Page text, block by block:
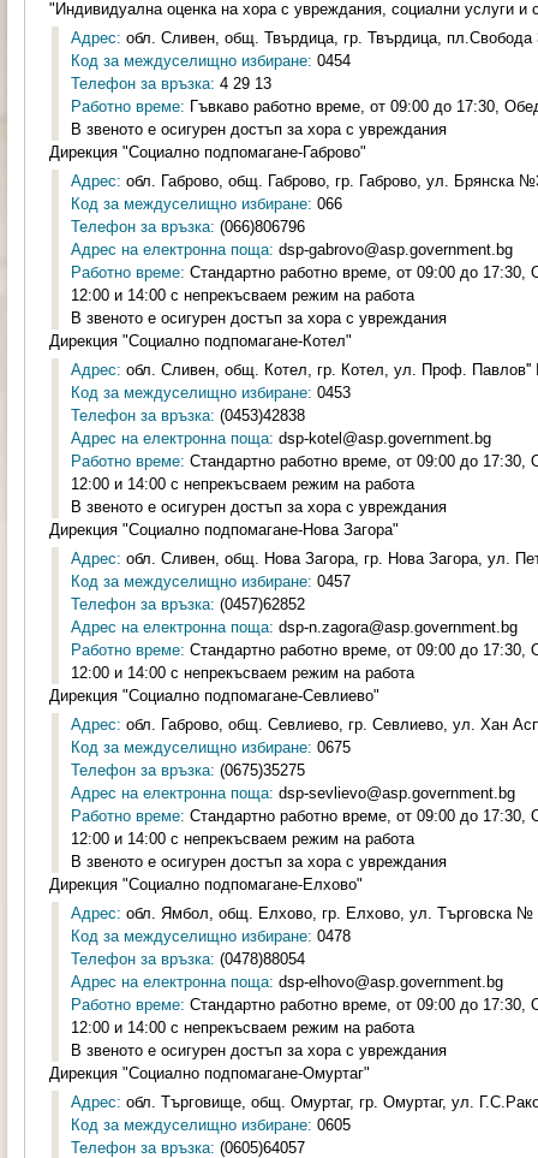
"Индивидуална оценка на хора с увреждания, социални услуги и
Адрес: обл. Сливен, общ. Твърдица, гр. Твърдица, пл.Свобода
Код за междуселищно избиране: 0454
Телефон за връзка: 4 29 13
Работно време: Гъвкаво работно време, от 09:00 до 17:30,
В звеното е осигурен достъп за хора с увреждания
Дирекция "Социално подпомагане-Габрово"
Адрес: обл. Габрово, общ. Габрово, гр. Габрово, ул. Брянска
Код за междуселищно избиране: 066
Телефон за връзка: (066)806796
Адрес на електронна поща: dsp-gabrovo@asp.government.bg
Работно време: Стандартно работно време, от 09:00 до
12:00 и 14:00 с непрекъсваем режим на работа
В звеното е осигурен достъп за хора с увреждания
Дирекция "Социално подпомагане-Котел"
Адрес: обл. Сливен, общ. Котел, гр. Котел, ул. Проф.
Код за междуселищно избиране: 0453
Телефон за връзка: (0453)42838
Адрес на електронна поща: dsp-kotel@asp.government.bg
Работно време: Стандартно работно време, от 09:00 до
12:00 и 14:00 с непрекъсваем режим на работа
В звеното е осигурен достъп за хора с увреждания
Дирекция "Социално подпомагане-Нова Загора"
Адрес: обл. Сливен, общ. Нова Загора, гр. Нова Загора, ул.
Код за междуселищно избиране: 0457
Телефон за връзка: (0457)62852
Адрес на електронна поща: dsp-n.zagora@asp.government.bg
Работно време: Стандартно работно време, от 09:00 до
12:00 и 14:00 с непрекъсваем режим на работа
Дирекция "Социално подпомагане-Севлиево"
Адрес: обл. Габрово, общ. Севлиево, гр. Севлиево, ул. Хан
Код за междуселищно избиране: 0675
Телефон за връзка: (0675)35275
Адрес на електронна поща: dsp-sevlievo@asp.government.bg
Работно време: Стандартно работно време, от 09:00 до
12:00 и 14:00 с непрекъсваем режим на работа
В звеното е осигурен достъп за хора с увреждания
Дирекция "Социално подпомагане-Елхово"
Адрес: обл. Ямбол, общ. Елхово, гр. Елхово, ул. Търговска №
Код за междуселищно избиране: 0478
Телефон за връзка: (0478)88054
Адрес на електронна поща: dsp-elhovo@asp.government.bg
Работно време: Стандартно работно време, от 09:00 до
12:00 и 14:00 с непрекъсваем режим на работа
В звеното е осигурен достъп за хора с увреждания
Дирекция "Социално подпомагане-Омуртаг"
Адрес: обл. Търговище, общ. Омуртаг, гр. Омуртаг, ул.
Код за междуселищно избиране: 0605
Телефон за връзка: (0605)64057